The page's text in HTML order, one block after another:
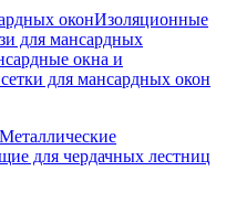
оконИзоляционные
для мансардных
окна и
для мансардных окон
Металлические
для чердачных лестниц